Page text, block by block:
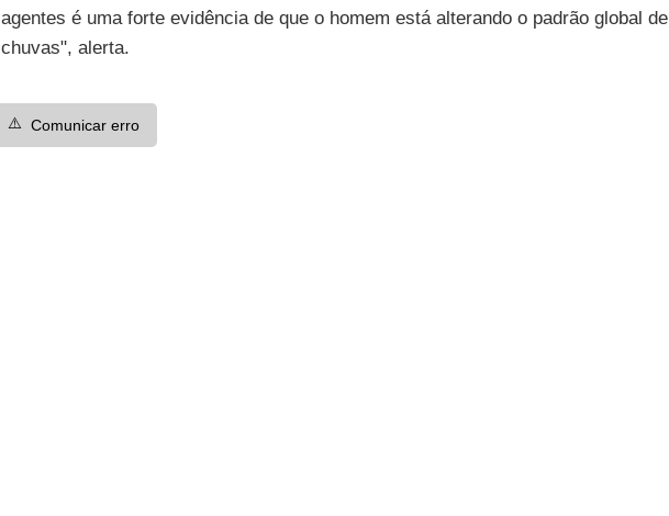
agentes é uma forte evidência de que o homem está alterando o padrão global de
chuvas", alerta.
⚠️ Comunicar erro